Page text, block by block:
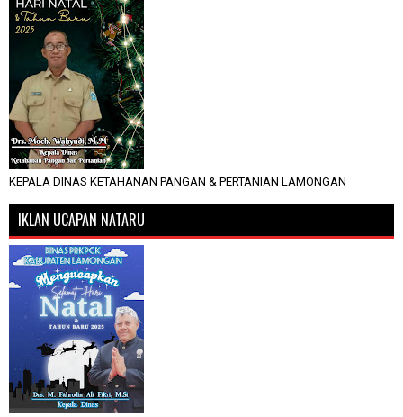
KEPALA DINAS KETAHANAN PANGAN & PERTANIAN LAMONGAN
IKLAN UCAPAN NATARU